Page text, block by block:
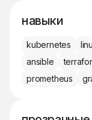
навыки
kubernetes
ansible
prometheus